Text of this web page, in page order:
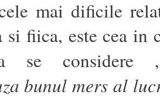
mai dificile
si fiica, este cea in
se considere
bunul mers al